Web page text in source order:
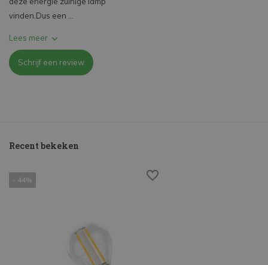
vinden.Dus een ...
Lees meer
Schrijf een review
Recent bekeken
- 44%